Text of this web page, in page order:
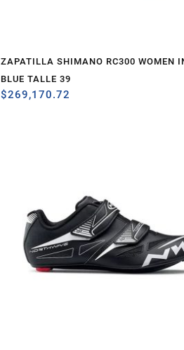
ZAPATILLA SHIMANO RC300 WOMEN
BLUE TALLE 39
$269,170.72